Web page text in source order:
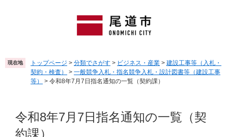
頭
で
飛
ば
現在地 トップページ > 分類でさがす > ビジネス・産業 > 建設工事等（入札・
契約・検査）
> 一般競争入札・指名競争入札・設計図書等（建設工事
等）
> 令和8年7月7日指名通知の一覧（契約課）
令和8年7月7日指名通知の一覧（契
約課）